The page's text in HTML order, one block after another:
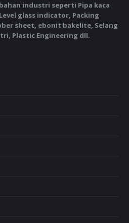
industri seperti Pipa kaca
glass indicator, Packing
sheet, ebonit bakelite, Selang
Plastic Engineering dll.